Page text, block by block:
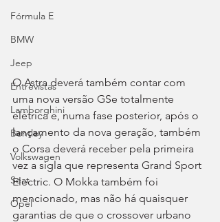
Fórmula E
BMW
Jeep
Entrevistas
Lamborghini
Bentley
Volkswagen
Seat
Opel
O Astra deverá também contar com
uma nova versão GSe totalmente
elétrica e, numa fase posterior, após o
lançamento da nova geração, também
o Corsa deverá receber pela primeira
vez a sigla que representa Grand Sport
Electric. O Mokka também foi
mencionado, mas não há quaisquer
garantias de que o crossover urbano